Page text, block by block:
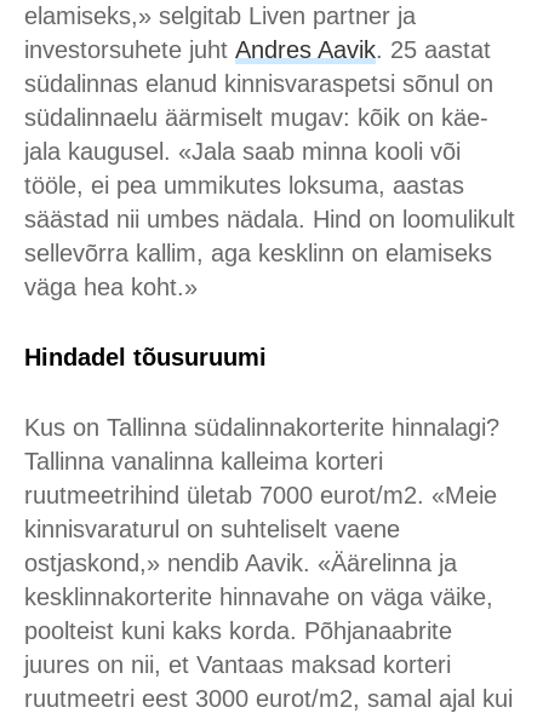
elamiseks,» selgitab Liven partner ja
investorsuhete juht Andres Aavik. 25 aastat
südalinnas elanud kinnisvaraspetsi sõnul on
südalinnaelu äärmiselt mugav: kõik on käe-
jala kaugusel. «Jala saab minna kooli või
tööle, ei pea ummikutes loksuma, aastas
säästad nii umbes nädala. Hind on loomulikult
sellevõrra kallim, aga kesklinn on elamiseks
väga hea koht.»
Hindadel tõusuruumi
Kus on Tallinna südalinnakorterite hinnalagi?
Tallinna vanalinna kalleima korteri
ruutmeetrihind ületab 7000 eurot/m2. «Meie
kinnisvaraturul on suhteliselt vaene
ostjaskond,» nendib Aavik. «Äärelinna ja
kesklinnakorterite hinnavahe on väga väike,
poolteist kuni kaks korda. Põhjanaabrite
juures on nii, et Vantaas maksad korteri
ruutmeetri eest 3000 eurot/m2, samal ajal kui